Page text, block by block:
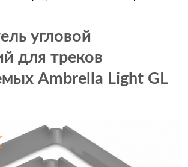
угловой
для треков
Ambrella Light GL